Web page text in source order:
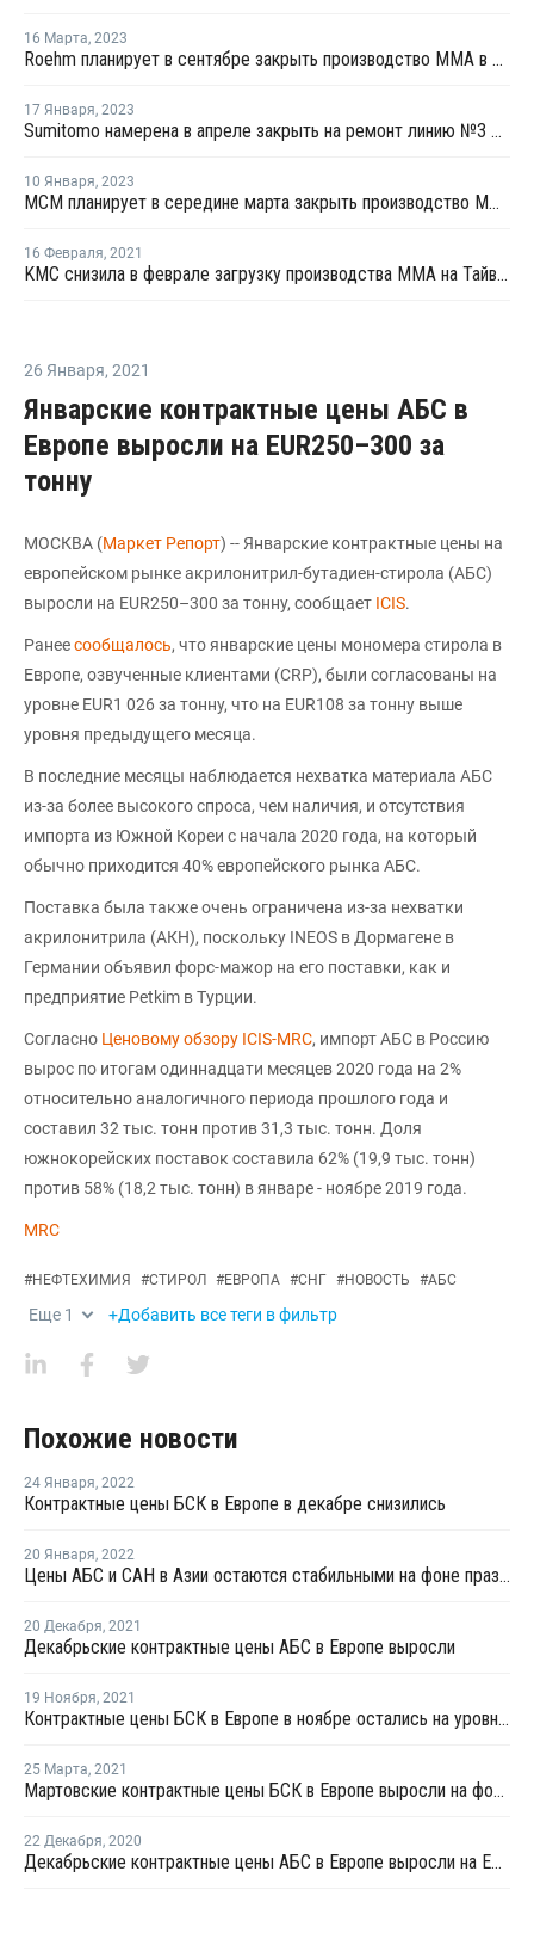
16 Марта, 2023
Roehm планирует в сентябре закрыть производство ММА в Германии
17 Января, 2023
Sumitomo намерена в апреле закрыть на ремонт линию №3 ММА в Сингапуре
10 Января, 2023
MCM планирует в середине марта закрыть производство ММА на ремонт в Сингапуре
16 Февраля, 2021
KMC снизила в феврале загрузку производства ММА на Тайване на 20%
26 Января, 2021
Январские контрактные цены АБС в
Европе выросли на EUR250–300 за
тонну
МОСКВА (Маркет Репорт) -- Январские контрактные цены на
европейском рынке акрилонитрил-бутадиен-стирола (АБС)
выросли на EUR250–300 за тонну, сообщает ICIS.
Ранеесообщалось, что январские цены мономера стирола в
Европе, озвученные клиентами (CRP), были согласованы на
уровне EUR1 026 за тонну, что на EUR108 за тонну выше
уровня предыдущего месяца.
В последние месяцы наблюдается нехватка материала АБС
из-за более высокого спроса, чем наличия, и отсутствия
импорта из Южной Кореи с начала 2020 года, на который
обычно приходится 40% европейского рынка АБС.
Поставка была также очень ограничена из-за нехватки
акрилонитрила (AКН), поскольку INEOS в Дормагене в
Германии объявил форс-мажор на его поставки, как и
предприятие Petkim в Турции.
Согласно Ценовому обзору ICIS-MRC, импорт АБС в Россию
вырос по итогам одиннадцати месяцев 2020 года на 2%
относительно аналогичного периода прошлого года и
составил 32 тыс. тонн против 31,3 тыс. тонн. Доля
южнокорейских поставок составила 62% (19,9 тыс. тонн)
против 58% (18,2 тыс. тонн) в январе - ноябре 2019 года.
MRC
#НЕФТЕХИМИЯ #СТИРОЛ #ЕВРОПА #СНГ #НОВОСТЬ #АБС
Еще 1 +Добавить все теги в фильтр
Похожие новости
24 Января, 2022
Контрактные цены БСК в Европе в декабре снизились
20 Января, 2022
Цены АБС и САН в Азии остаются стабильными на фоне праздников
20 Декабря, 2021
Декабрьские контрактные цены АБС в Европе выросли
19 Ноября, 2021
Контрактные цены БСК в Европе в ноябре остались на уровне прошлого месяца
25 Марта, 2021
Мартовские контрактные цены БСК в Европе выросли на фоне резкого роста цен сырья
22 Декабря, 2020
Декабрьские контрактные цены АБС в Европе выросли на EUR180-250 за тонну